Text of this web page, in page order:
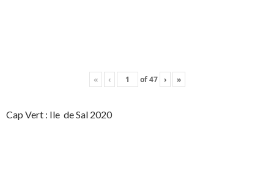
« ‹ of47 › »
Cap Vert : Ile de Sal 2020